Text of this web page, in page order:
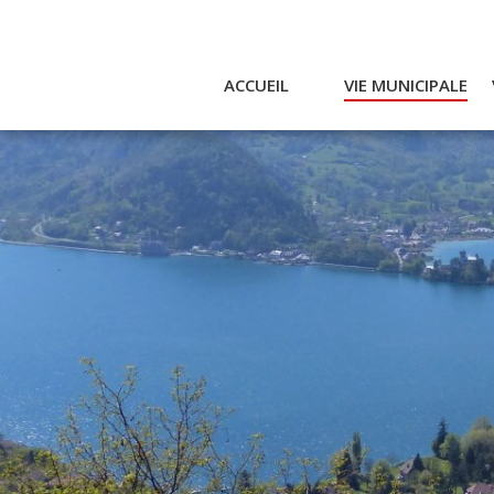
ACCUEIL VIE MUNICIPALE
Actualités et agenda
Conseil municipal
Actes
Réglementaires
Services municipaux
Intercommunalité
Emplois / Marchés
Finances